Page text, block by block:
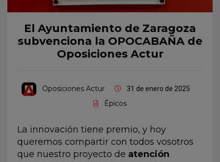
El Ayuntamiento de Zaragoza
subvenciona la OPOCABAÑA de
Oposiciones Actur
Oposiciones Actur 31 de enero de 2025
Épicos
La innovación tiene premio, y hoy
queremos compartir con todos vosotros
que nuestro proyecto de atención